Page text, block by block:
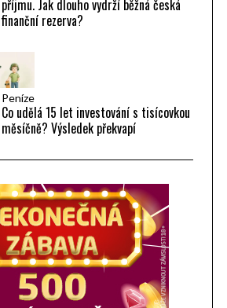
příjmu. Jak dlouho vydrží běžná česká
finanční rezerva?
Peníze
Co udělá 15 let investování s tisícovkou
měsíčně? Výsledek překvapí